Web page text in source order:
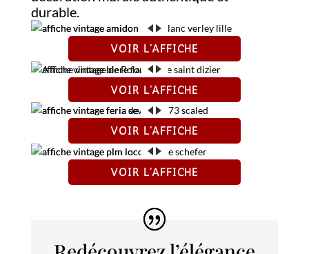
durable.
FICHIER D'ORIGINE APRÈS RESTAURATION
VOIR L'AFFICHE
FICHIER D'ORIGINE APRÈS RESTAURATION
VOIR L'AFFICHE
FICHIER D'ORIGINE APRÈS RESTAURATION
VOIR L'AFFICHE
FICHIER D'ORIGINE APRÈS RESTAURATION
VOIR L'AFFICHE